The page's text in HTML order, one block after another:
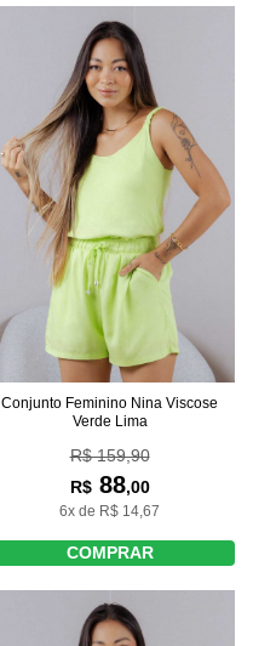
Conjunto Feminino Nina Viscose
Verde Lima
R$ 159,90
R$88,00
6x de R$ 14,67
COMPRAR